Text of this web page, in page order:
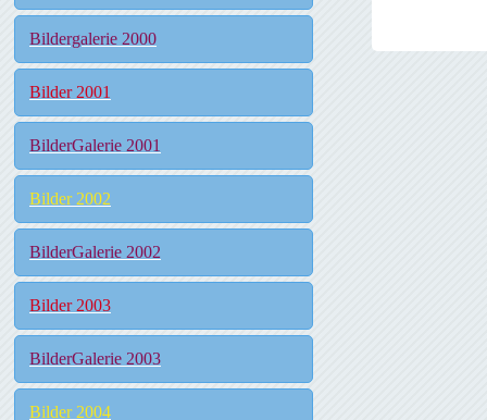
Bildergalerie 2000
Bilder 2001
BilderGalerie 2001
Bilder 2002
BilderGalerie 2002
Bilder 2003
BilderGalerie 2003
Bilder 2004